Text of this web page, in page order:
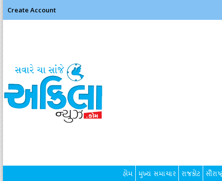
Create Account
હોમ મુખ્ય સમાચાર રાજકોટ